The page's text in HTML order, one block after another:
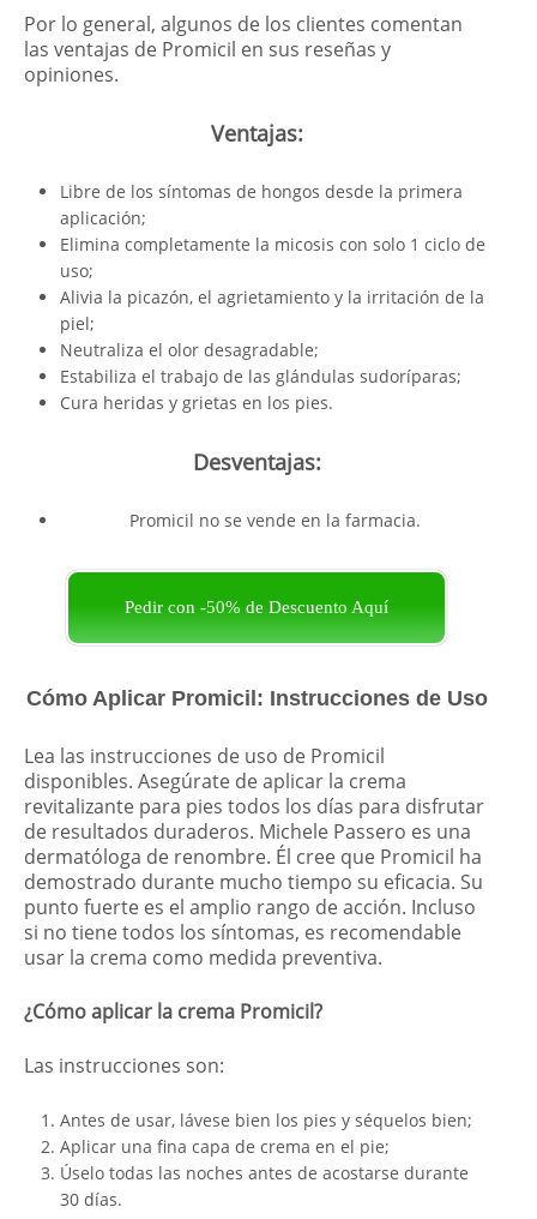
Por lo general, algunos de los clientes comentan
las ventajas de Promicil en sus reseñas y
opiniones.
Ventajas:
Libre de los síntomas de hongos desde la primera
aplicación;
Elimina completamente la micosis con solo 1 ciclo de
uso;
Alivia la picazón, el agrietamiento y la irritación de la
piel;
Neutraliza el olor desagradable;
Estabiliza el trabajo de las glándulas sudoríparas;
Cura heridas y grietas en los pies.
Desventajas:
Promicil no se vende en la farmacia.
Pedir con -50% de Descuento Aquí
Cómo Aplicar Promicil: Instrucciones de Uso
Lea las instrucciones de uso de Promicil
disponibles. Asegúrate de aplicar la crema
revitalizante para pies todos los días para disfrutar
de resultados duraderos. Michele Passero es una
dermatóloga de renombre. Él cree que Promicil ha
demostrado durante mucho tiempo su eficacia. Su
punto fuerte es el amplio rango de acción. Incluso
si no tiene todos los síntomas, es recomendable
usar la crema como medida preventiva.
¿Cómo aplicar la crema Promicil?
Las instrucciones son:
Antes de usar, lávese bien los pies y séquelos bien;
Aplicar una fina capa de crema en el pie;
Úselo todas las noches antes de acostarse durante
30 días.